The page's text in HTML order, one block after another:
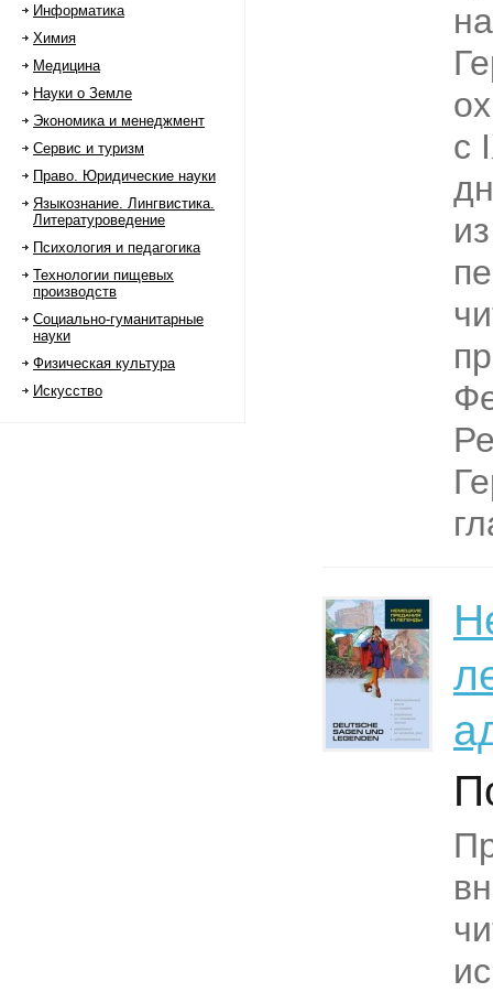
Информатика
Химия
Медицина
Науки о Земле
Экономика и менеджмент
Сервис и туризм
Право. Юридические науки
Языкознание. Лингвистика.
Литературоведение
Психология и педагогика
Технологии пищевых
производств
Социально-гуманитарные
науки
Физическая культура
Искусство
с